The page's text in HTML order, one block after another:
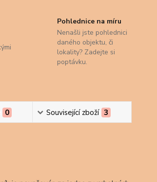
Pohlednice na míru
Nenašli jste pohlednici
daného objektu, či
lokality? Zadejte si
poptávku.
0 Související zboží 3